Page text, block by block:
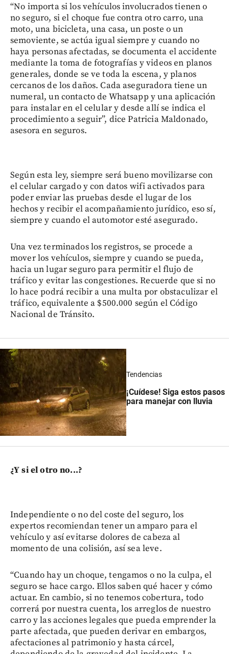
“No importa si los vehículos involucrados tienen o
no seguro, si el choque fue contra otro carro, una
moto, una bicicleta, una casa, un poste o un
semoviente, se actúa igual siempre y cuando no
haya personas afectadas, se documenta el accidente
mediante la toma de fotografías y videos en planos
generales, donde se ve toda la escena, y planos
cercanos de los daños. Cada aseguradora tiene un
numeral, un contacto de Whatsapp y una aplicación
para instalar en el celular y desde allí se indica el
procedimiento a seguir”, dice Patricia Maldonado,
asesora en seguros.
Según esta ley, siempre será bueno movilizarse con
el celular cargado y con datos wifi activados para
poder enviar las pruebas desde el lugar de los
hechos y recibir el acompañamiento jurídico, eso sí,
siempre y cuando el automotor esté asegurado.
Una vez terminados los registros, se procede a
mover los vehículos, siempre y cuando se pueda,
hacia un lugar seguro para permitir el flujo de
tráfico y evitar las congestiones. Recuerde que si no
lo hace podrá recibir a una multa por obstaculizar el
tráfico, equivalente a $500.000 según el Código
Nacional de Tránsito.
Tendencias
¡Cuídese! Siga estos pasos
para manejar con lluvia
¿Y si el otro no...?
Independiente o no del coste del seguro, los
expertos recomiendan tener un amparo para el
vehículo y así evitarse dolores de cabeza al
momento de una colisión, así sea leve.
“Cuando hay un choque, tengamos o no la culpa, el
seguro se hace cargo. Ellos saben qué hacer y cómo
actuar. En cambio, si no tenemos cobertura, todo
correrá por nuestra cuenta, los arreglos de nuestro
carro y las acciones legales que pueda emprender la
parte afectada, que pueden derivar en embargos,
afectaciones al patrimonio y hasta cárcel,